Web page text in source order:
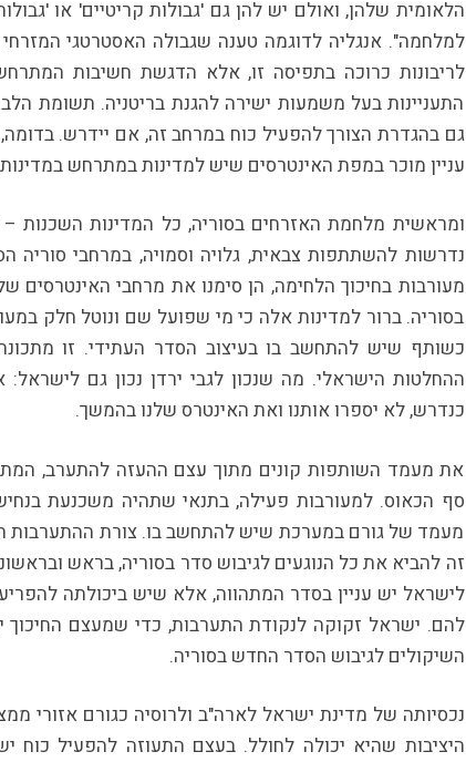
הלאומית שלהן, ואולם יש להן גם 'גבולות קריטיים' או
למלחמה". אנגליה לדוגמה טענה שגבולה האסטרטגי
לריבונות כרוכה בתפיסה זו, אלא הדגשת חשיבות
התעניינות בעל משמעות ישירה להגנת בריטניה. תשומת
גם בהגדרת הצורך להפעיל כוח במרחב זה, אם יידרש.
עניין מוכר במפת האינטרסים שיש למדינות במתרחש
ומראשית מלחמת האזרחים בסוריה, כל המדינות השכנות –
נדרשות להשתתפות צבאית, גלויה וסמויה, במרחבי סוריה
מעורבות בחיכוך הלחימה, הן סימנו את מרחבי
בסוריה. ברור למדינות אלה כי מי שפועל שם ונוטל חלק
כשותף שיש להתחשב בו בעיצוב הסדר העתידי. זו
ההחלטות הישראלי. מה שנכון לגבי ירדן נכון גם
כנדרש, לא יספרו אותנו ואת האינטרס שלנו בהמשך.
את מעמד השותפות קונים מתוך עצם ההעזה להתערב,
סף הכאוס. למעורבות פעילה, בתנאי שתהיה משכנעת
מעמד של גורם במערכת שיש להתחשב בו. צורת ההתערבות
זה להביא את כל הנוגעים לגיבוש סדר בסוריה, בראש
לישראל יש עניין בסדר המתהווה, אלא שיש ביכולתה
להם. ישראל זקוקה לנקודת התערבות, כדי שמעצם
השיקולים לגיבוש הסדר החדש בסוריה.
נכסיותה של מדינת ישראל לארה"ב ולרוסיה כגורם אזורי
היציבות שהיא יכולה לחולל. בעצם התעוזה להפעיל כוח